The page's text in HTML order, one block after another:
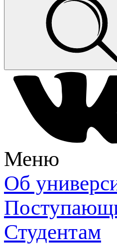
Меню
Об
Студентам